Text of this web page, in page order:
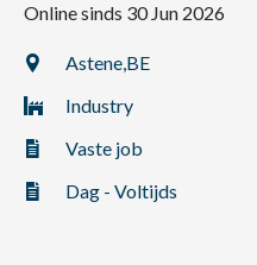
NL FR EN
Online sinds 30 Jun 2026
Astene,BE
Industry
Vaste job
Dag - Voltijds